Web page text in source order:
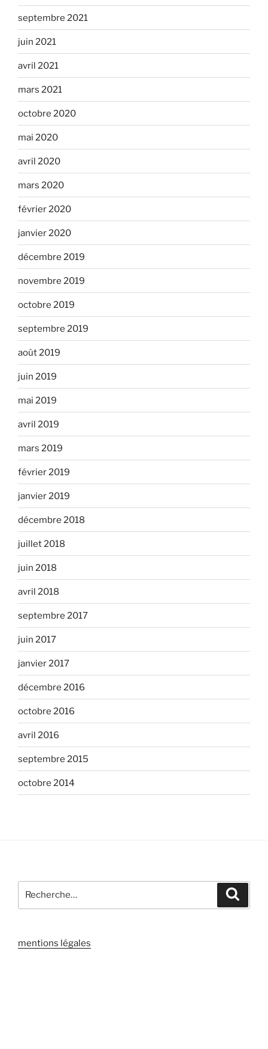
septembre 2021
juin 2021
avril 2021
mars 2021
octobre 2020
mai 2020
avril 2020
mars 2020
février 2020
janvier 2020
décembre 2019
novembre 2019
octobre 2019
septembre 2019
août 2019
juin 2019
mai 2019
avril 2019
mars 2019
février 2019
janvier 2019
décembre 2018
juillet 2018
juin 2018
avril 2018
septembre 2017
juin 2017
janvier 2017
décembre 2016
octobre 2016
avril 2016
septembre 2015
octobre 2014
pour
mentions légales